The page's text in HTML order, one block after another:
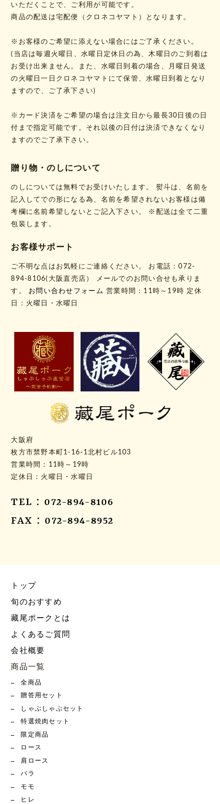
いただくことで、ご利用が可能です。
商品の配送は宅配便（クロネコヤマト）となります。
※お客様のご希望に添えない場合にはご了承ください。
(当店は毎週火曜日、水曜日定休日の為、木曜日のご到着は
お受け出来ません。また、水曜日到着の場合、月曜日発送
の火曜日一日クロネコヤマトにて保管、水曜日到着となり
ますので、ご了承下さい)
※カード決済をご希望の場合は注文日から最長30日後の日
付まで指定可能です。それ以後の日付は決済できなくなり
ますのでご了承下さい。
贈り物・のしについて
のしについては無料でお受けいたします。 熨斗は、名前を
記入してでの形になる為、名前を希望されないお客様は備
考欄に名前希望しないとご記入下さい。 ※配送は全て二重
包装します。
お客様サポート
ご不明な点はお気軽にご連絡ください。 お電話：072-
894-8106(大阪直売店） メールでのお問い合せも承りま
す。 お問い合わせフォーム 営業時間：11時～19時 定休
日：火曜日・水曜日
大阪府
枚方市禁野本町1-16-1北村ビル103
営業時間：11時～19時
定休日：火曜日・水曜日
TEL：072-894-8106
FAX：072-894-8952
トップ
旬のおすすめ
藏尾ポークとは
よくあるご質問
会社概要
商品一覧
全商品
贈答用セット
しゃぶしゃぶセット
特選焼肉セット
限定商品
ロース
肩ロース
バラ
モモ
ヒレ